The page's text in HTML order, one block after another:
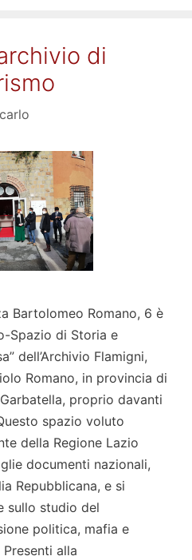
di
Bartolomeo Romano, 6 è
Spazio di Storia e
dell’Archivio Flamigni,
Romano, in provincia di
proprio davanti
spazio voluto
della Regione Lazio
documenti nazionali,
Repubblicana, e si
sullo studio del
politica, mafia e
alla